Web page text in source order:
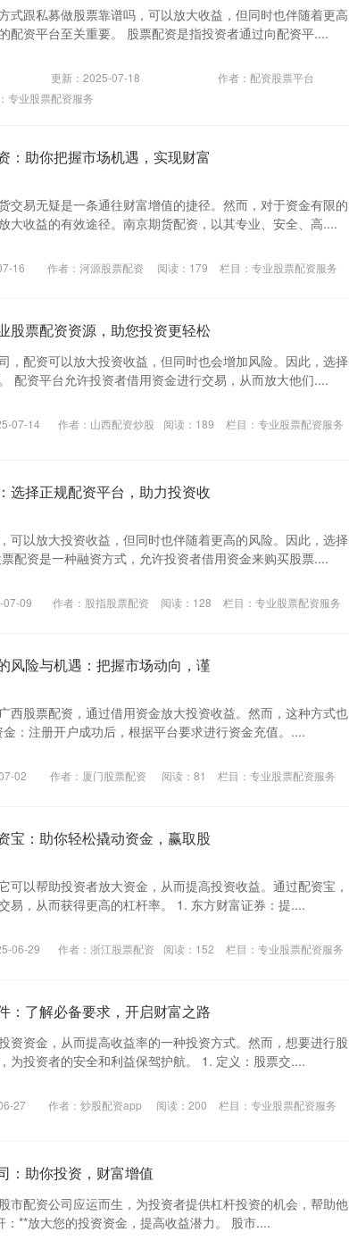
式跟私募做股票靠谱吗，可以放大收益，但同时也伴随着更高
配资平台至关重要。 股票配资是指投资者通过向配资平....
更新：2025-07-18
作者：配资股票平台
专业股票配资服务
：助你把握市场机遇，实现财富
交易无疑是一条通往财富增值的捷径。然而，对于资金有限的
大收益的有效途径。南京期货配资，以其专业、安全、高....
16 作者：河源股票配资 阅读： 179 栏目：专业股票配资服务
股票配资资源，助您投资更轻松
，配资可以放大投资收益，但同时也会增加风险。因此，选择
配资平台允许投资者借用资金进行交易，从而放大他们....
07-14 作者：山西配资炒股 阅读： 189 栏目：专业股票配资服务
选择正规配资平台，助力投资收
可以放大投资收益，但同时也伴随着更高的风险。因此，选择
配资是一种融资方式，允许投资者借用资金来购买股票....
07-09 作者：股指股票配资 阅读： 128 栏目： 专业股票配资服务
风险与机遇：把握市场动向，谨
西股票配资，通过借用资金放大投资收益。然而，这种方式也
：注册开户成功后，根据平台要求进行资金充值。....
02 作者：厦门股票配资 阅读：81 栏目：专业股票配资服务
宝：助你轻松撬动资金，赢取股
可以帮助投资者放大资金，从而提高投资收益。通过配资宝，
易，从而获得更高的杠杆率。 1. 东方财富证券：提....
06-29 作者：浙江股票配资 阅读： 152 栏目：专业股票配资服务
：了解必备要求，开启财富之路
资资金，从而提高收益率的一种投资方式。然而，想要进行股
为投资者的安全和利益保驾护航。 1. 定义：股票交....
27 作者：炒股配资app 阅读：200 栏目：专业股票配资服务
：助你投资，财富增值
市配资公司应运而生，为投资者提供杠杆投资的机会，帮助他
**放大您的投资资金，提高收益潜力。 股市....